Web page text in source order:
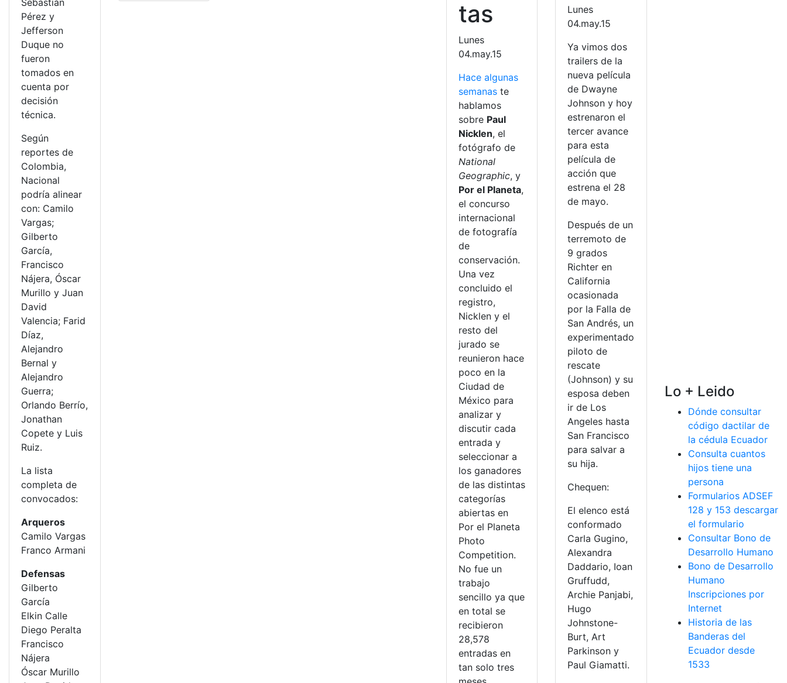
Pérez y
Jefferson
Duque no
fueron
tomados en
cuenta por
decisión
técnica.
Según
reportes de
Colombia,
Nacional
podría alinear
con: Camilo
Vargas;
Gilberto
García,
Francisco
Nájera, Óscar
Murillo y Juan
David
Valencia; Farid
Díaz,
Alejandro
Bernal y
Alejandro
Guerra;
Orlando Berrío,
Jonathan
Copete y Luis
Ruiz.
La lista
completa de
convocados:
Arqueros
Camilo Vargas
Franco Armani
Defensas
Gilberto
García
Elkin Calle
Diego Peralta
Francisco
Nájera
Óscar Murillo
tas
Lunes
04.may.15
Hace algunas
semanaste
hablamos
sobre Paul
Nicklen, el
fotógrafo de
National
Geographic, y
Por el Planeta,
el concurso
internacional
de fotografía
de
conservación.
Una vez
concluido el
registro,
Nicklen y el
resto del
jurado se
reunieron hace
poco en la
Ciudad de
México para
analizar y
discutir cada
entrada y
seleccionar a
los ganadores
de las distintas
categorías
abiertas en
Por el Planeta
Photo
Competition.
No fue un
trabajo
sencillo ya que
en total se
recibieron
28,578
entradas en
tan solo tres
Lunes
04.may.15
Ya vimos dos
trailers de la
nueva película
de Dwayne
Johnson y hoy
estrenaron el
tercer avance
para esta
película de
acción que
estrena el 28
de mayo.
Después de un
terremoto de
9 grados
Richter en
California
ocasionada
por la Falla de
San Andrés, un
experimentado
piloto de
rescate
(Johnson) y su
esposa deben
ir de Los
Angeles hasta
San Francisco
para salvar a
su hija.
Chequen:
El elenco está
conformado
Carla Gugino,
Alexandra
Daddario, Ioan
Gruffudd,
Archie Panjabi,
Hugo
Johnstone-
Burt, Art
Parkinson y
Paul Giamatti.
Lo + Leido
Dónde consultar
código dactilar de
la cédula Ecuador
Consulta cuantos
hijos tiene una
persona
Formularios ADSEF
128 y 153 descargar
el formulario
Consultar Bono de
Desarrollo Humano
Bono de Desarrollo
Humano
Inscripciones por
Internet
Historia de las
Banderas del
Ecuador desde
1533